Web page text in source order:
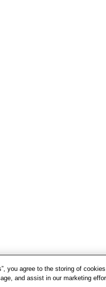
you agree to the storing of
and assist in our marketing